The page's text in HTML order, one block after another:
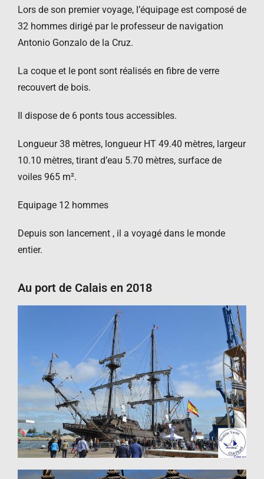
Lors de son premier voyage, l’équipage est composé de
32 hommes dirigé par le professeur de navigation
Antonio Gonzalo de la Cruz.
La coque et le pont sont réalisés en fibre de verre
recouvert de bois.
Il dispose de 6 ponts tous accessibles.
Longueur 38 mètres, longueur HT 49.40 mètres, largeur
10.10 mètres, tirant d’eau 5.70 mètres, surface de
voiles 965 m².
Equipage 12 hommes
Depuis son lancement , il a voyagé dans le monde
entier.
Au port de Calais en 2018